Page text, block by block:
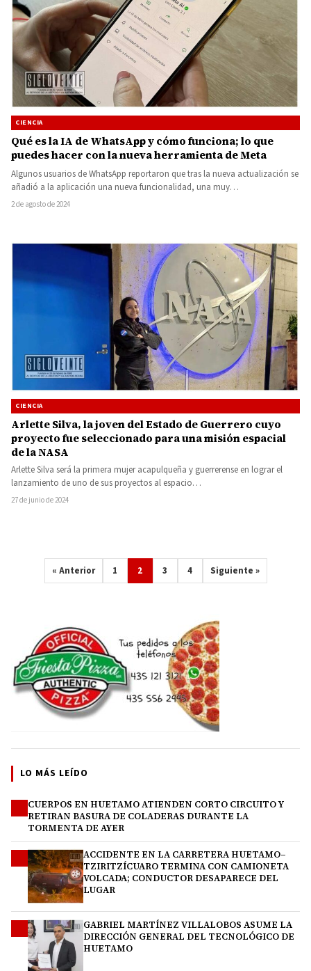
CIENCIA
Qué es la IA de WhatsApp y cómo funciona; lo que
puedes hacer con la nueva herramienta de Meta
Algunos usuarios de WhatsApp reportaron que tras la nueva actualización se
añadió a la aplicación una nueva funcionalidad, una muy…
2 de agosto de 2024
CIENCIA
Arlette Silva, la joven del Estado de Guerrero cuyo
proyecto fue seleccionado para una misión espacial
de la NASA
Arlette Silva será la primera mujer acapulqueña y guerrerense en lograr el
lanzamiento de uno de sus proyectos al espacio…
27 de junio de 2024
« Anterior 1 2 3 4 Siguiente »
LO MÁS LEÍDO
CUERPOS EN HUETAMO ATIENDEN CORTO CIRCUITO Y
RETIRAN BASURA DE COLADERAS DURANTE LA
TORMENTA DE AYER
ACCIDENTE EN LA CARRETERA HUETAMO–
TZIRITZÍCUARO TERMINA CON CAMIONETA
VOLCADA; CONDUCTOR DESAPARECE DEL
LUGAR
GABRIEL MARTÍNEZ VILLALOBOS ASUME LA
DIRECCIÓN GENERAL DEL TECNOLÓGICO DE
HUETAMO